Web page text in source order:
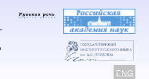
ENG